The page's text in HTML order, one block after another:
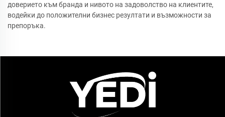
доверието към бранда и нивото на задоволство на клиентите,
водейки до положителни бизнес резултати и възможности за
препоръка.